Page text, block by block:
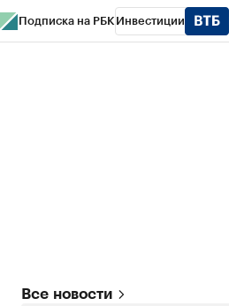
Подписка на РБК Инвестиции
Все новости